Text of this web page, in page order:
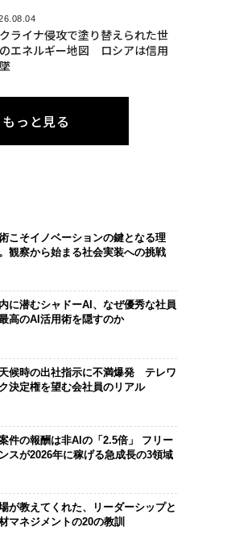
模組織が挑む「AIフル実
装」“使う”企業から“動
く”企業へ【NTTドコモ
術”が、下水
変えたのか
ライナ侵攻で塗り替えられた世
エネルギー地図 ロシアは信用
もっと見る
こそイノベーションの鍵となる理
観察から始まる社会実装への挑戦
に潜むシャドーAI、なぜ優秀な社員
高のAI活用術を隠すのか
候時の出社指示に不満爆発 テレワ
決定権を望む会社員のリアル
件の報酬は非AIの「2.5倍」 フリー
スが2026年に稼げる急成長の3領域
が教えてくれた、リーダーシップと
マネジメントの20の教訓